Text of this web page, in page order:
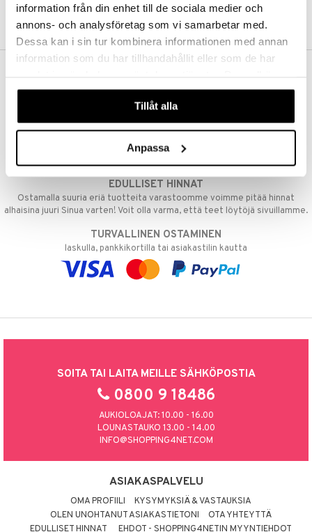
information från din enhet till de sociala medier och
annons- och analysföretag som vi samarbetar med.
Dessa kan i sin tur kombinera informationen med annan
information som du har tillhandahållit eller som de har
våra cookies vid fortsatt användande av vår webbplats.
Tillåt alla
Anpassa
LUO ASIAKAS
Aina maksuton vaihtoehto, huolimatta siitä ostatko yksittäisen
tuotteen tai koko tilauksellesi joka ylittää 50 €.
NOPEAT TOIMITUKSET
Ennen kello 13.00 tehdyt tilaukset lähetetään normaalisti samana
EDULLISET HINNAT
Ostamalla suuria eriä tuotteita varastoomme voimme pitää hinnat
alhaisina juuri Sinua varten! Voit olla varma, että teet löytöjä sivuillamme.
TURVALLINEN OSTAMINEN
laskulla, pankkikortilla tai asiakastilin kautta
SOITA TAI LAITA MEILLE SÄHKÖPOSTIA
0800 9 18486
AUKIOLOAJAT: 10.00 - 16.00
LOUNASTAUKO 13.00 - 14.00
INFO@SHOPPING4NET.COM
ASIAKASPALVELU
OMA PROFIILI
KYSYMYKSIÄ & VASTAUKSIA
OLEN UNOHTANUT ASIAKASTIETONI
OTA YHTEYTTÄ
EDULLISET HINNAT
EHDOT - SHOPPING4NETIN MYYNTIEHDOT